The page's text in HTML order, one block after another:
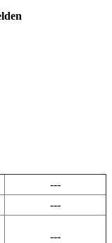
---
---
---